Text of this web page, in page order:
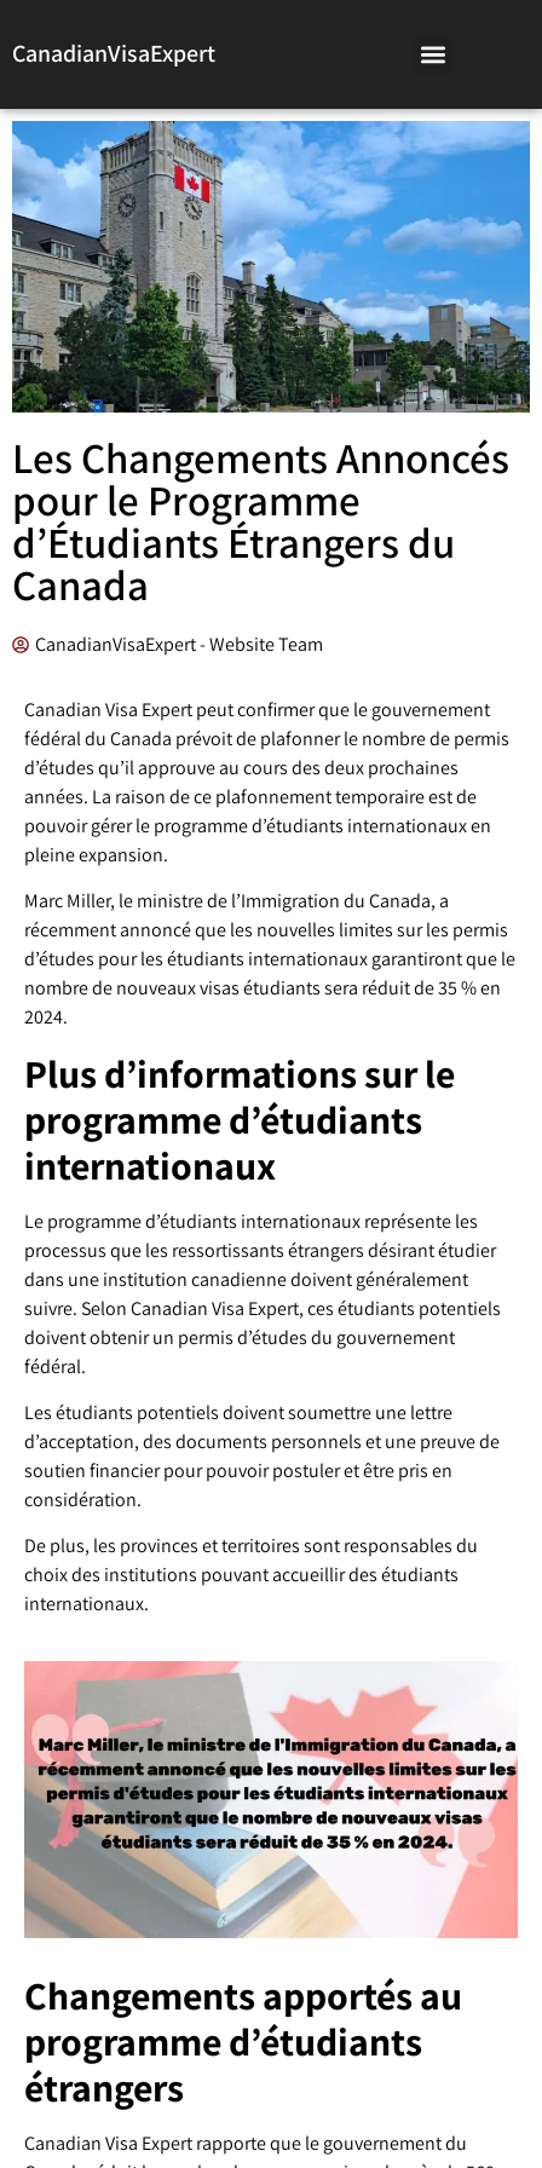
CanadianVisaExpert
Les Changements Annoncés
pour le Programme
d’Étudiants Étrangers du
Canada
CanadianVisaExpert - Website Team
Canadian Visa Expert peut confirmer que le gouvernement
fédéral du Canada prévoit de plafonner le nombre de permis
d’études qu’il approuve au cours des deux prochaines
années. La raison de ce plafonnement temporaire est de
pouvoir gérer le programme d’étudiants internationaux en
pleine expansion.
Marc Miller, le ministre de l’Immigration du Canada, a
récemment annoncé que les nouvelles limites sur les permis
d’études pour les étudiants internationaux garantiront que le
nombre de nouveaux visas étudiants sera réduit de 35 % en
2024.
Plus d’informations sur le
programme d’étudiants
internationaux
Le programme d’étudiants internationaux représente les
processus que les ressortissants étrangers désirant étudier
dans une institution canadienne doivent généralement
suivre. Selon Canadian Visa Expert, ces étudiants potentiels
doivent obtenir un permis d’études du gouvernement
fédéral.
Les étudiants potentiels doivent soumettre une lettre
d’acceptation, des documents personnels et une preuve de
soutien financier pour pouvoir postuler et être pris en
considération.
De plus, les provinces et territoires sont responsables du
choix des institutions pouvant accueillir des étudiants
internationaux.
Changements apportés au
programme d’étudiants
étrangers
Canadian Visa Expert rapporte que le gouvernement du